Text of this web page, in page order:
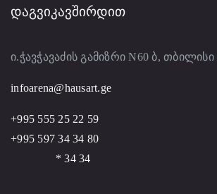
ᲓᲐᲒᲕᲘᲙᲐᲕᲨᲘᲠᲓᲘᲗ
ი.ჭავჭავაძის გამიზრი N60 ბ, თბილისი
infoarena@hausart.ge
+995 555 25 22 59
+995 597 34 34 80
* 34 34